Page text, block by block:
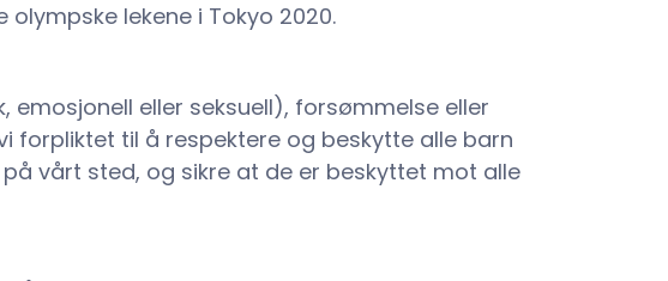
lekene i Tokyo 2020.
eller seksuell), forsømmelse eller
forpliktet til å respektere og beskytte alle barn
vårt sted, og sikre at de er beskyttet mot alle